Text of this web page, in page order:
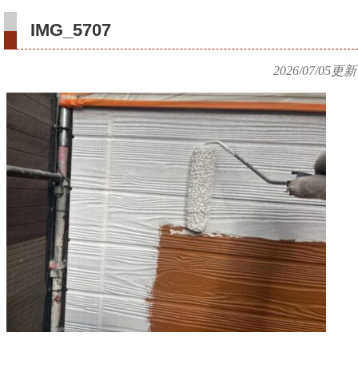
IMG_5707
2026/07/05更新